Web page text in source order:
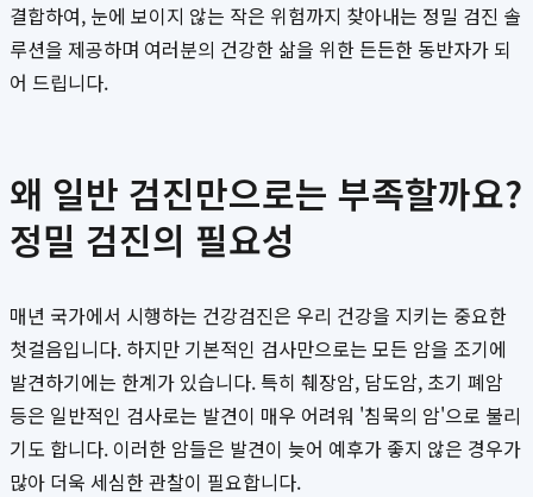
결합하여, 눈에 보이지 않는 작은 위험까지 찾아내는 정밀 검진 솔
루션을 제공하며 여러분의 건강한 삶을 위한 든든한 동반자가 되
어 드립니다.
왜 일반 검진만으로는 부족할까요?
정밀 검진의 필요성
매년 국가에서 시행하는 건강검진은 우리 건강을 지키는 중요한
첫걸음입니다. 하지만 기본적인 검사만으로는 모든 암을 조기에
발견하기에는 한계가 있습니다. 특히 췌장암, 담도암, 초기 폐암
등은 일반적인 검사로는 발견이 매우 어려워 '침묵의 암'으로 불리
기도 합니다. 이러한 암들은 발견이 늦어 예후가 좋지 않은 경우가
많아 더욱 세심한 관찰이 필요합니다.